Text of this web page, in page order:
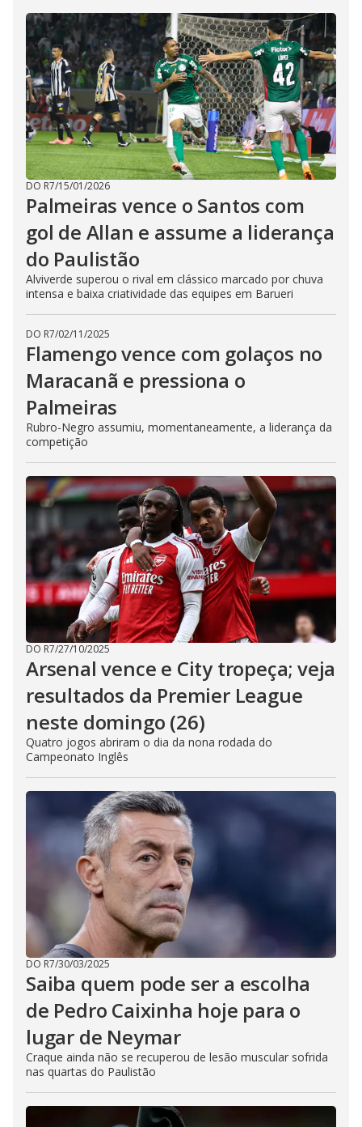
DO R7/15/01/2026
Palmeiras vence o Santos com
gol de Allan e assume a liderança
do Paulistão
Alviverde superou o rival em clássico marcado por chuva
intensa e baixa criatividade das equipes em Barueri
DO R7/02/11/2025
Flamengo vence com golaços no
Maracanã e pressiona o
Palmeiras
Rubro-Negro assumiu, momentaneamente, a liderança da
competição
DO R7/27/10/2025
Arsenal vence e City tropeça; veja
resultados da Premier League
neste domingo (26)
Quatro jogos abriram o dia da nona rodada do
Campeonato Inglês
DO R7/30/03/2025
Saiba quem pode ser a escolha
de Pedro Caixinha hoje para o
lugar de Neymar
Craque ainda não se recuperou de lesão muscular sofrida
nas quartas do Paulistão